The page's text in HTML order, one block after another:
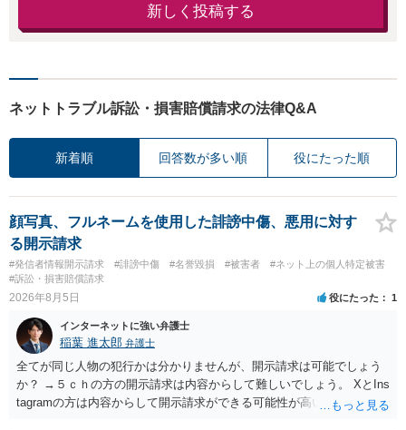
新しく投稿する
ネットトラブル訴訟・損害賠償請求の法律Q&A
新着順 回答数が多い順 役にたった順
顔写真、フルネームを使用した誹謗中傷、悪用に対す
る開示請求
#発信者情報開示請求 #誹謗中傷 #名誉毀損 #被害者
#ネット上の個人特定被害
#訴訟・損害賠償請求
2026年8月5日 役にたった 1
インターネットに強い弁護士
稲葉 進太郎 弁護士
全てが同じ人物の犯行かは分かりませんが、開示請求は可能でしょう
か？ →５ｃｈの方の開示請求は内容からして難しいでしょう。 XとIns
tagramの方は内容からして開示請求ができる可能性が高いでしょう。